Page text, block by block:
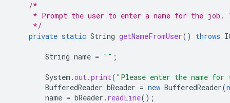
/*
* Prompt the user to enter a name for the job.
     */
private static String getNameFromUser() throws
String name = "" ;
System .out.print( "Please enter the name
BufferedReader bReader = new BufferedReader(
name = bReader . readLine();